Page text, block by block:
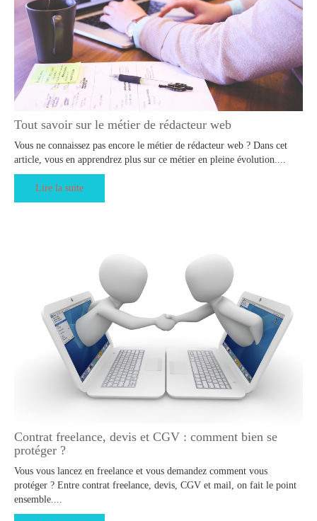
Tout savoir sur le métier de rédacteur web
Vous ne connaissez pas encore le métier de rédacteur web ? Dans cet
article, vous en apprendrez plus sur ce métier en pleine évolution....
Lire la suite
Contrat freelance, devis et CGV : comment bien se
protéger ?
Vous vous lancez en freelance et vous demandez comment vous
protéger ? Entre contrat freelance, devis, CGV et mail, on fait le point
ensemble....